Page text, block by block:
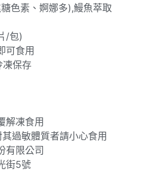
色素、婀娜多),鰻魚萃取
/包)
可食用
凍保存
解凍食用
過敏體質者請小心食用
有限公司
街5號